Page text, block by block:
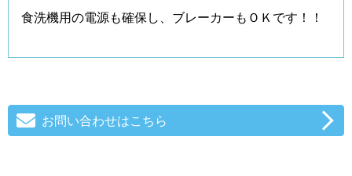
食洗機用の電源も確保し、ブレーカーもＯＫです！！
お問い合わせはこちら